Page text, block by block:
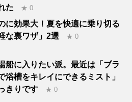
た
★ 0
に効果大！夏を快適に乗り切る
な裏ワザ」2選
★ 0
船に入りたい派。最近は「ブラ
浴槽をキレイにできるミスト」
きりです
★ 0